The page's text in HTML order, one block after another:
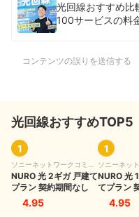
光回線おすすめ比
100サービスの料
コンテンツの誤りを送信する
光回線おすすめTOP5
1
ソニーネットワークコミュ
ニケーションズ
NURO 光 2ギガ 戸建て
プラン 契約期間なし
4.95
1
ソニーネッ
ニケーショ
NURO 光
てプラン
4.95